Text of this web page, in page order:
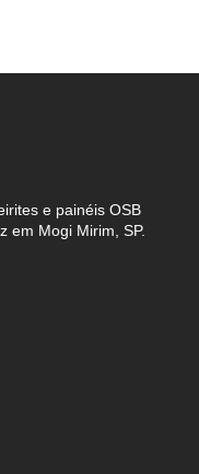
e painéis OSB
em Mogi Mirim, SP.